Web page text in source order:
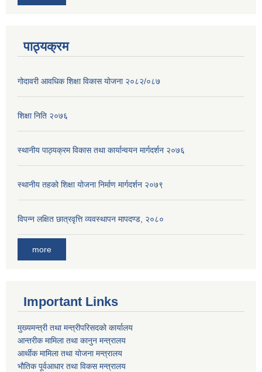
पाठ्यक्रम
गोदावरी आवधिक शिक्षा विकास योजना २०८२/०८७
शिक्षा निति २०७६
स्थानीय पाठ्यक्रम विकास तथा कार्यान्वयन मार्गदर्शन २०७६
स्थानीय तहको शिक्षा योजना निर्माण मार्गदर्शन २०७९
विपन्न लक्षित छात्रवृत्ति व्यवस्थापन मापदण्ड, २०८०
more
Important Links
मुख्यमन्त्री तथा मन्त्रीपरिसदको कार्यालय
आन्तरीक मामिला तथा कानुन मन्त्रालय
आर्थीक मामिला तथा योजना मन्त्रालय
भौतिक पूर्वआधार तथा विकस मन्त्रालय